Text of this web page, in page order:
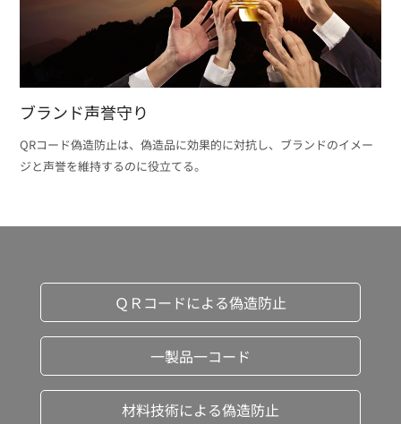
ブランド声誉守り
QRコード偽造防止は、偽造品に効果的に対抗し、ブランドのイメー
ジと声誉を維持するのに役立てる。
ＱＲコードによる偽造防止
一製品一コード
材料技術による偽造防止